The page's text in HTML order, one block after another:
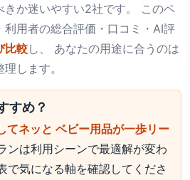
きか迷いやすい2社です。 このペ
利用者の総合評価・口コミ・AI評
比較し、 あなたの用途に合うのは
します。
すめ？
てネッと ベビー用品が一歩リー
ンは利用シーンで最適解が変わ
で気になる軸を確認してくださ